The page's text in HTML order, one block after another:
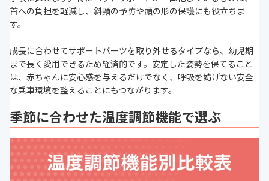
首への負担を軽減し、斜頸の予防や頭の形の保護にも役立ちま
す。
成長に合わせてサポートパーツを取り外せるタイプなら、幼児期
まで長く愛用できるため経済的です。安定した姿勢を保てること
は、赤ちゃんに安心感を与えるだけでなく、呼吸を妨げない安全
な乗車環境を整えることにもつながります。
季節に合わせた温度調節機能で選ぶ